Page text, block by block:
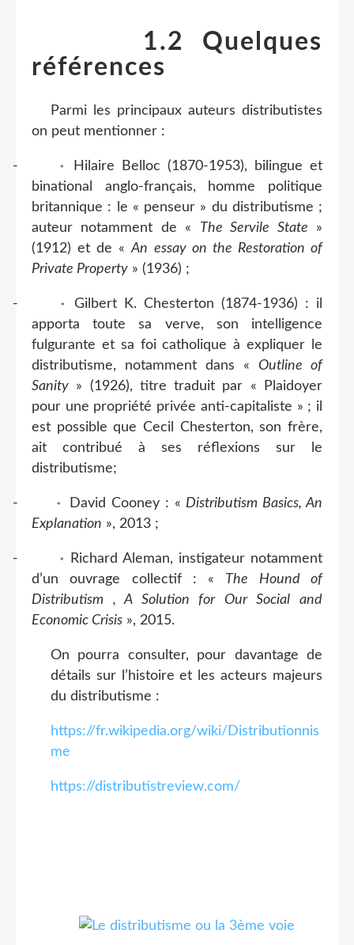
1.2 Quelques
références
Parmi les principaux auteurs distributistes
on peut mentionner :
- *
Hilaire Belloc (1870-1953), bilingue et
binational anglo-français, homme politique
britannique : le « penseur » du distributisme ;
auteur notamment de « The Servile State »
(1912) et de «An essay on the Restoration of
Private Property » (1936) ;
- * Gilbert K. Chesterton (1874-1936) : il
apporta toute sa verve, son intelligence
fulgurante et sa foi catholique à expliquer le
distributisme, notamment dans « Outline of
Sanity » (1926), titre traduit par « Plaidoyer
pour une propriété privée anti-capitaliste » ; il
est possible que Cecil Chesterton, son frère,
ait contribué à ses réflexions sur le
distributisme;
- * David Cooney : « Distributism Basics, An
Explanation », 2013 ;
- *
Richard Aleman, instigateur notamment
d’un ouvrage collectif : « The Hound of
Distributism , A Solution for Our Social and
Economic Crisis », 2015.
On pourra consulter, pour davantage de
détails sur l’histoire et les acteurs majeurs
du distributisme :
https://fr.wikipedia.org/wiki/Distributionnis
me
https://distributistreview.com/